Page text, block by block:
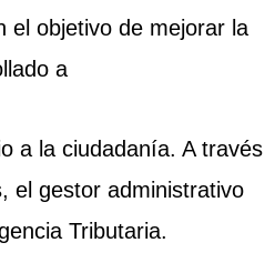
el objetivo de mejorar la
a
a la ciudadanía. A través
el gestor administrativo
Tributaria.